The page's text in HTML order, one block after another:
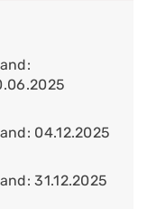
04.12.2025
31.12.2025